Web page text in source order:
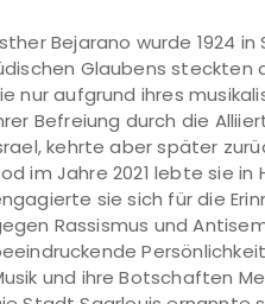
Bejarano wurde 1924
Glaubens steckten
nur aufgrund ihres
Befreiung durch die
kehrte aber später
im Jahre 2021 lebte sie in
sie sich für die
Rassismus und
und ihre Botschaften